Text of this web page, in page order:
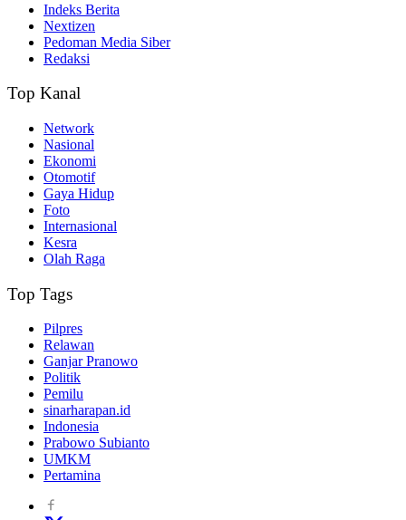
Indeks Berita
Nextizen
Pedoman Media Siber
Redaksi
Top Kanal
Network
Nasional
Ekonomi
Otomotif
Gaya Hidup
Foto
Internasional
Kesra
Olah Raga
Top Tags
Pilpres
Relawan
Ganjar Pranowo
Politik
Pemilu
sinarharapan.id
Indonesia
Prabowo Subianto
UMKM
Pertamina